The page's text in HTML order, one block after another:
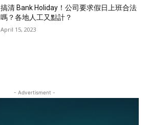
搞清 Bank Holiday！公司要求假日上班合法
嗎？各地人工又點計？
April 15, 2023
- Advertisment -